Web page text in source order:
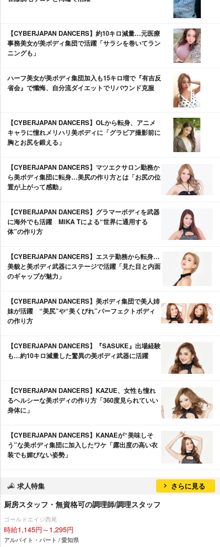
【CYBERJAPAN DANCERS】約10キロ減量…元医療
事務美女が美ボディ集団で活躍「サラシを巻いてラン
ニングも」
ハーフ美女が美ボディ集団加入も15キロ増で『有吉反
省会』で懺悔、自分流ダイエットでリバウンド克服
【CYBERJAPAN DANCERS】OLから転身、アニメ
キャラに憧れメリハリ美ボディに「グラビア撮影前に
胸とお尻を鍛える」
【CYBERJAPAN DANCERS】マツエクサロン勤務か
ら美ボディ集団に転身…美尻の作り方とは「お尻の位
置が上がって感動」
【CYBERJAPAN DANCERS】グラマーボディを武器
に海外でも活躍 MIKA Tによる“世界に通用する
体”の作り方
【CYBERJAPAN DANCERS】エステ勤務から転身…
美貌と美ボディ武器にステージで活躍「見た目と内面
のギャップが魅力」
【CYBERJAPAN DANCERS】美ボディ集団で美人姉
妹が活躍 “美尻”や“美くびれ”パーフェクトボディ
の作り方
【CYBERJAPAN DANCERS】『SASUKE』出場経験
も…約10キロ減量した驚異の美ボディ武器に活躍
【CYBERJAPAN DANCERS】KAZUE、女性も憧れ
るヘルシーな美ボディの作り方「360度見られていい
身体に」
【CYBERJAPAN DANCERS】KANAEが“美味しそ
う”な美ボディ集団に加入したワケ「露出度の高い衣
装でも媚びない姿勢」
求人特集 さらに見る
厨房スタッフ・無資格可の調理師/調理スタッフ
ゴールドエイジ西尾
時給1,145円～1,295円
アルバイト・パート / 愛知県